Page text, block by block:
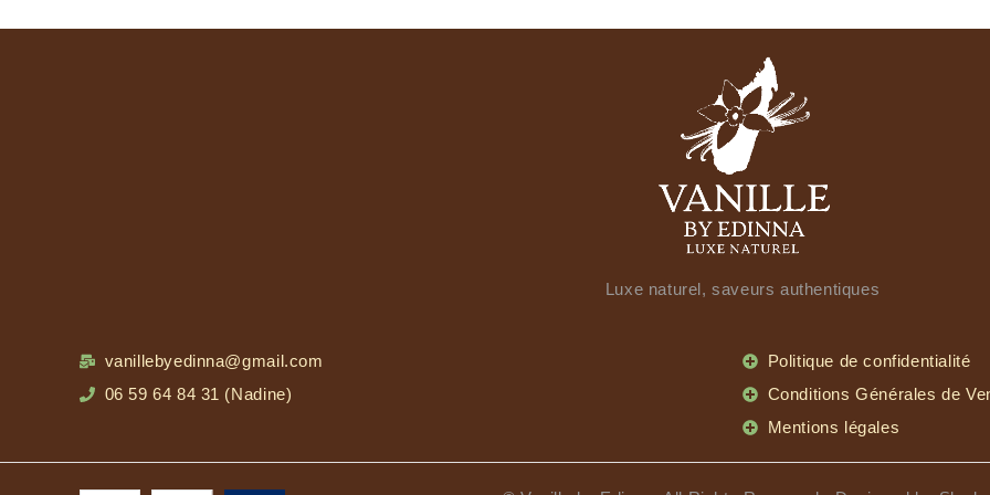
Luxe naturel, saveurs authentiques
vanillebyedinna@gmail.com
06 59 64 84 31 (Nadine)
Politique de confidentialité
Conditions Générales de
Mentions légales